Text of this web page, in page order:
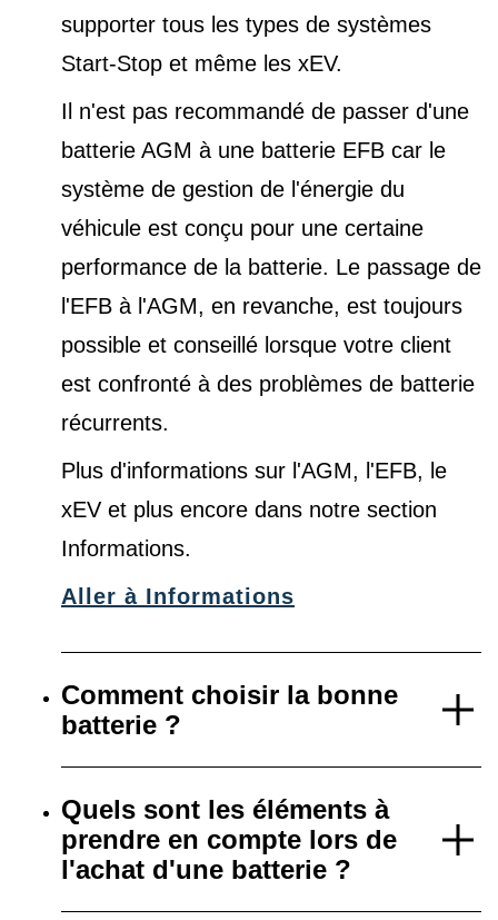
supporter tous les types de systèmes
Start-Stop et même les xEV.
Il n'est pas recommandé de passer d'une
batterie AGM à une batterie EFB car le
système de gestion de l'énergie du
véhicule est conçu pour une certaine
performance de la batterie. Le passage de
l'EFB à l'AGM, en revanche, est toujours
possible et conseillé lorsque votre client
est confronté à des problèmes de batterie
récurrents.
Plus d'informations sur l'AGM, l'EFB, le
xEV et plus encore dans notre section
Informations.
Aller à Informations
Comment choisir la bonne
batterie ?
Quels sont les éléments à
prendre en compte lors de
l'achat d'une batterie ?